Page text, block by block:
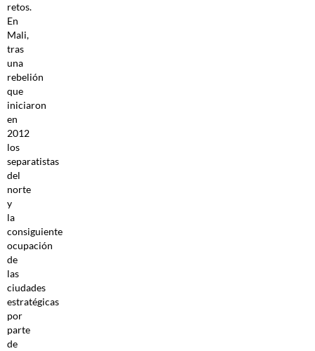
retos.
En
Mali,
tras
una
rebelión
que
iniciaron
en
2012
los
separatistas
del
norte
y
la
consiguiente
ocupación
de
las
ciudades
estratégicas
por
parte
de